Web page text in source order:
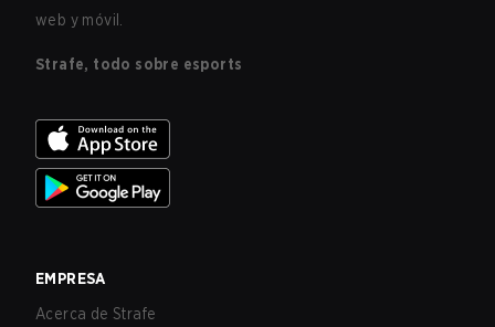
web y móvil.
Strafe, todo sobre esports
EMPRESA
Acerca de Strafe